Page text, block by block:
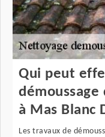
Qui peut
démoussage
à Mas Blanc
Les travaux de